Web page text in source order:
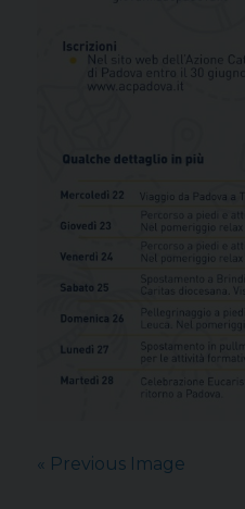
« Previous Image